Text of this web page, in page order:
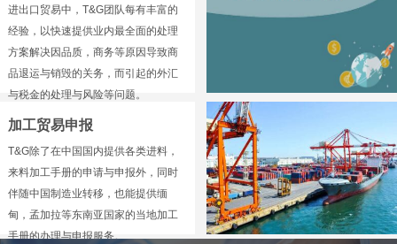
进出口贸易中，T&G团队每有丰富的
经验，以快速提供业内最全面的处理
方案解决因品质，商务等原因导致商
品退运与销毁的关务，而引起的外汇
与税金的处理与风险等问题。
加工贸易申报
T&G除了在中国国内提供各类进料，
来料加工手册的申请与申报外，同时
伴随中国制造业转移，也能提供缅
甸，孟加拉等东南亚国家的当地加工
手册的办理与申报服务。